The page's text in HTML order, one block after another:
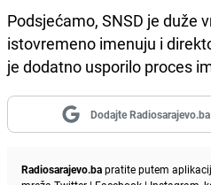
Podsjećamo, SNSD je duže
istovremeno imenuju i
je dodatno usporilo proces
Dodajte
Radiosarajevo.bapratite putem